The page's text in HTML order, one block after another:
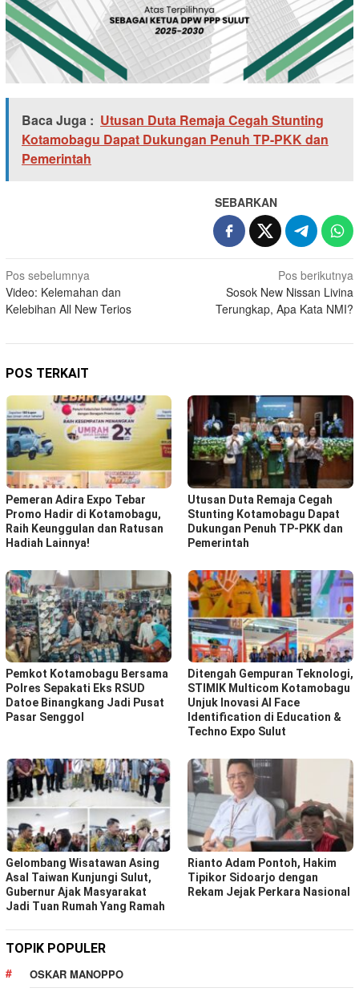
Baca Juga : Utusan Duta Remaja Cegah Stunting
Kotamobagu Dapat Dukungan Penuh TP-PKK dan
Pemerintah
SEBARKAN
Navigasi
pos
Pos sebelumnya
Video: Kelemahan dan
Kelebihan All New Terios
Pos berikutnya
Sosok New Nissan Livina
Terungkap, Apa Kata NMI?
POS TERKAIT
Pemeran Adira Expo Tebar
Promo Hadir di Kotamobagu,
Raih Keunggulan dan Ratusan
Hadiah Lainnya!
Utusan Duta Remaja Cegah
Stunting Kotamobagu Dapat
Dukungan Penuh TP-PKK dan
Pemerintah
Pemkot Kotamobagu Bersama
Polres Sepakati Eks RSUD
Datoe Binangkang Jadi Pusat
Pasar Senggol
Ditengah Gempuran Teknologi,
STIMIK Multicom Kotamobagu
Unjuk Inovasi AI Face
Identification di Education &
Techno Expo Sulut
Gelombang Wisatawan Asing
Asal Taiwan Kunjungi Sulut,
Gubernur Ajak Masyarakat
Jadi Tuan Rumah Yang Ramah
Rianto Adam Pontoh, Hakim
Tipikor Sidoarjo dengan
Rekam Jejak Perkara Nasional
TOPIK POPULER
OSKAR MANOPPO